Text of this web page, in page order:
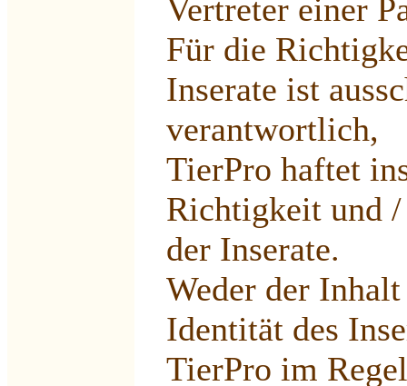
Vertreter einer
Für die
Inserate ist
verantwortlich,
TierPro haftet
Richtigkeit und
der Inserate.
Weder der
Identität des
TierPro im